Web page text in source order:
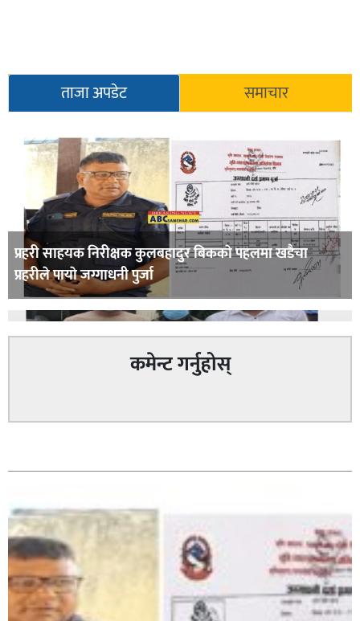
ताजा अपडेट समाचार
प्रहरी साहयक निरीक्षक कुलबहादुर बिककाे पहलमा खडैचा
प्रहरीले पायाे जग्गाधनी पुर्जा
कमेन्ट गर्नुहोस्